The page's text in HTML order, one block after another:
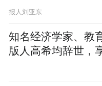
报人刘亚东
知名经济学家、教
版人高希均辞世，